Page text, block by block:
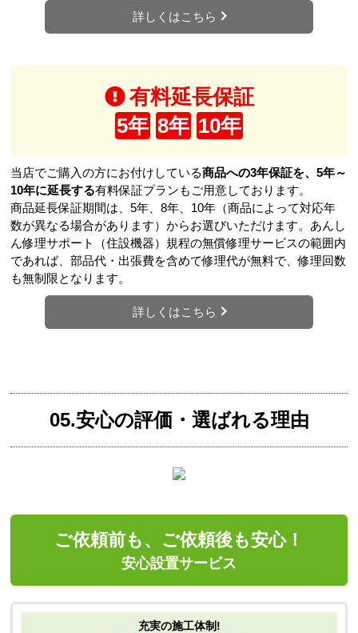
詳しくはこちら
有料延長保証
5年 8年 10年
当店でご購入の方にお付けしている商品への3年保証を、5年～
10年に延長する有料保証プランもご用意しております。
商品延長保証期間は、5年、8年、10年（商品によって対応年
数が異なる場合があります）からお選びいただけます。あんし
ん修理サポート（住設機器）規程の無償修理サービスの範囲内
であれば、部品代・出張費を含めて修理代が無料で、修理回数
も無制限となります。
詳しくはこちら
05.安心の評価・選ばれる理由
ご依頼前も、ご依頼後も安心！
安心設置サービス
充実の施工体制!